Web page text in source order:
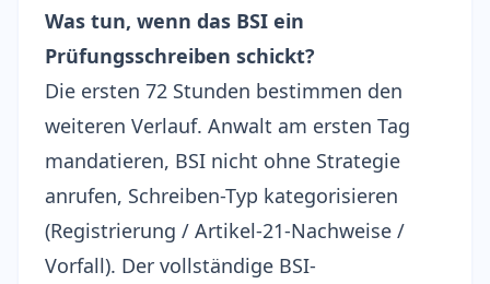
Was tun, wenn das BSI ein
Prüfungsschreiben schickt?
Die ersten 72 Stunden bestimmen den
weiteren Verlauf. Anwalt am ersten Tag
mandatieren, BSI nicht ohne Strategie
anrufen, Schreiben-Typ kategorisieren
(Registrierung / Artikel-21-Nachweise /
Vorfall). Der vollständige BSI-